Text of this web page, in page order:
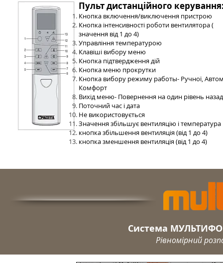
Пульт дистанційного
Кнопка включення/виключення пристрою
Кнопка інтенсивності роботи вентилятора (
значення від 1 до 4)
Управління температурою
Клавіші вибору меню
Кнопка підтвердження дій
Кнопка меню прокрутки
Кнопка вибору режиму работы- Ручної,
Комфорт
Вихід меню- Повернення на один рівень назад
Поточний час і дата
Не використовується
Значення збільшує вентиляцію і температура
кнопка збільшення вентиляція (від 1 до 4)
кнопка зменшення вентиляція (від 1 до 4)
Система
Рівномірний